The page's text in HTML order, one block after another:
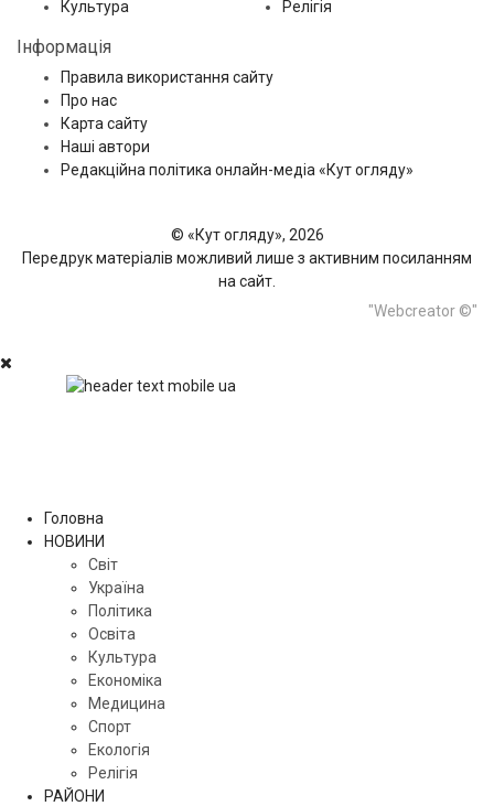
Культура Релігія
Інформація
Правила використання сайту
Про нас
Карта сайту
Наші автори
Редакційна політика онлайн-медіа «Кут огляду»
© «Кут огляду», 2026
Передрук матеріалів можливий лише з активним посиланням
на сайт.
"Webcreator ©"
Головна
НОВИНИ
Світ
Україна
Політика
Освіта
Культура
Економіка
Медицина
Спорт
Екологія
Релігія
РАЙОНИ